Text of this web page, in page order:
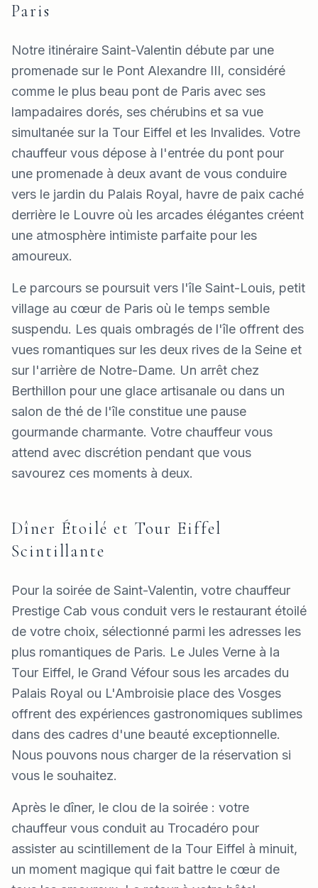
Paris
Notre itinéraire Saint-Valentin débute par une
promenade sur le Pont Alexandre III, considéré
comme le plus beau pont de Paris avec ses
lampadaires dorés, ses chérubins et sa vue
simultanée sur la Tour Eiffel et les Invalides. Votre
chauffeur vous dépose à l'entrée du pont pour
une promenade à deux avant de vous conduire
vers le jardin du Palais Royal, havre de paix caché
derrière le Louvre où les arcades élégantes créent
une atmosphère intimiste parfaite pour les
amoureux.
Le parcours se poursuit vers l'île Saint-Louis, petit
village au cœur de Paris où le temps semble
suspendu. Les quais ombragés de l'île offrent des
vues romantiques sur les deux rives de la Seine et
sur l'arrière de Notre-Dame. Un arrêt chez
Berthillon pour une glace artisanale ou dans un
salon de thé de l'île constitue une pause
gourmande charmante. Votre chauffeur vous
attend avec discrétion pendant que vous
savourez ces moments à deux.
Dîner Étoilé et Tour Eiffel
Scintillante
Pour la soirée de Saint-Valentin, votre chauffeur
Prestige Cab vous conduit vers le restaurant étoilé
de votre choix, sélectionné parmi les adresses les
plus romantiques de Paris. Le Jules Verne à la
Tour Eiffel, le Grand Véfour sous les arcades du
Palais Royal ou L'Ambroisie place des Vosges
offrent des expériences gastronomiques sublimes
dans des cadres d'une beauté exceptionnelle.
Nous pouvons nous charger de la réservation si
vous le souhaitez.
Après le dîner, le clou de la soirée : votre
chauffeur vous conduit au Trocadéro pour
assister au scintillement de la Tour Eiffel à minuit,
un moment magique qui fait battre le cœur de